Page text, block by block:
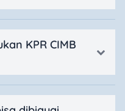
KPR CIMB